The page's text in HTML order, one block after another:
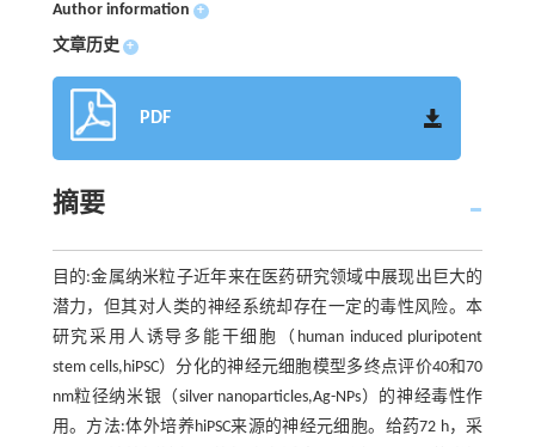
Author information +
文章历史 +
PDF
摘要
目的:金属纳米粒子近年来在医药研究领域中展现出巨大的
潜力，但其对人类的神经系统却存在一定的毒性风险。本
研究采用人诱导多能干细胞（human induced pluripotent
stem cells,hiPSC）分化的神经元细胞模型多终点评价40和70
nm粒径纳米银（silver nanoparticles,Ag-NPs）的神经毒性作
用。方法:体外培养hiPSC来源的神经元细胞。给药72 h，采